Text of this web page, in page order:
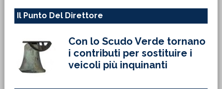
Il Punto Del Direttore
Con lo Scudo Verde tornano
i contributi per sostituire i
veicoli più inquinanti